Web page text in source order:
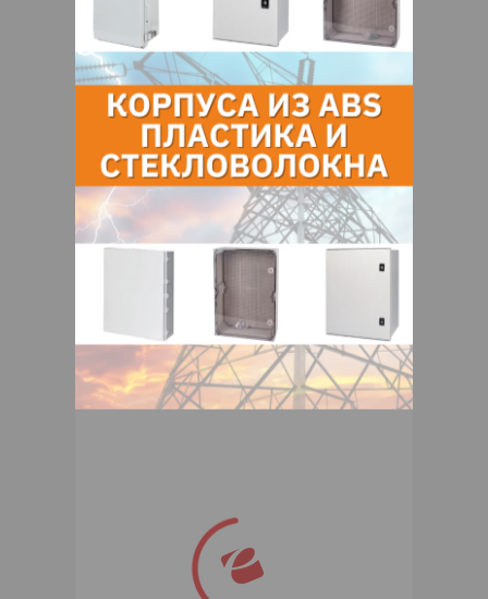
Оставьте электронный заказ с помощью
кнопки "Заказать" и мы подберем для
Вас подходящую компанию
поставщика.